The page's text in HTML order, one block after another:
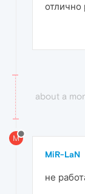
отлично
about a
M
MiR-LaN
не